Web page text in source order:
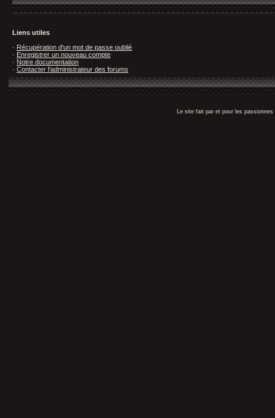
Liens utiles
· Récupération d'un mot de passe oublié
· Enregistrer un nouveau compte
· Notre documentation
· Contacter l'administrateur des forums
Le site fait par et pour les